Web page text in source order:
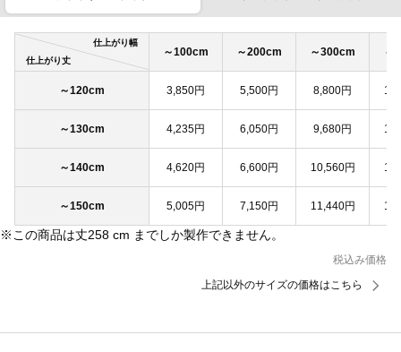
仕上がり幅
仕上がり丈
～100cm ～200cm ～300cm ～
～120cm 3,850円 5,500円 8,800円
～130cm 4,235円 6,050円 9,680円
～140cm 4,620円 6,600円 10,560円
～150cm 5,005円 7,150円 11,440円
※この商品は丈258 cm までしか製作できません。
税込み価格
上記以外のサイズの価格はこちら